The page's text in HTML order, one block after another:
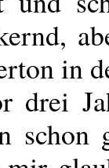
in
drei
schon